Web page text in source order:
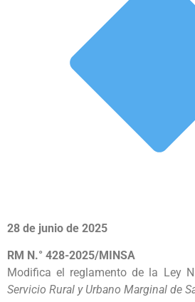
28 de junio de 2025
RM N.° 428-2025/MINSA
Modifica el reglamento de la Ley
Servicio Rural y Urbano Marginal de